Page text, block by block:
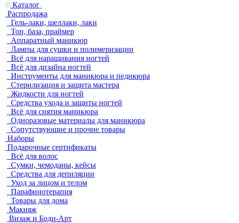
Каталог
Распродажа
Гель-лаки, шеллаки, лаки
Топ, база, праймер
Аппаратный маникюр
Лампы для сушки и полимеризации
Всё для наращивания ногтей
Всё для дизайна ногтей
Инструменты для маникюра и педикюра
Стерилизация и защита мастера
Жидкости для ногтей
Средства ухода и защиты ногтей
Всё для снятия маникюра
Одноразовые материалы для маникюра
Сопутствующие и прочие товары
Наборы
Подарочные сертификаты
Всё для волос
Сумки, чемоданы, кейсы
Средства для депиляции
Уход за лицом и телом
Парафинотерапия
Товары для дома
Макияж
Визаж и Боди-Арт